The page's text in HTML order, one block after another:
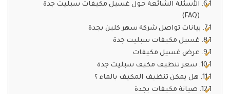
الأسئلة الشائعة حول غسيل مكيفات سبليت جدة
(FAQ)
بيانات تواصل شركة سهر كلين بجدة
غسيل مكيفات سبليت جدة
عرض غسيل مكيفات
سعر تنظيف مكيف سبليت جدة
هل يمكن تنظيف المكيف بالماء ؟
صيانة مكيفات بجدة